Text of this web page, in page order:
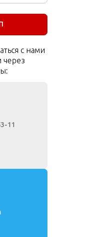
с нами
через
11